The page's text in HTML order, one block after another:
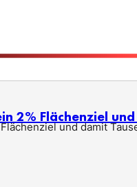
2% Flächenziel
und damit